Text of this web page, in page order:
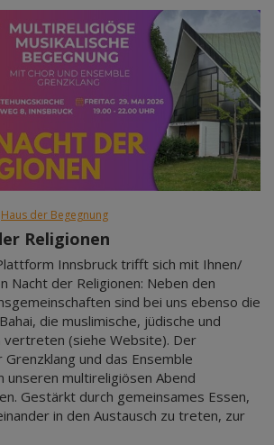
Haus der Begegnung
Religionen
Innsbruck trifft sich mit Ihnen/
Nacht der Religionen: Neben den
sind bei uns ebenso die
die muslimische, jüdische und
vertreten (siehe Website). Der
und das Ensemble
unseren multireligiösen Abend
Gestärkt durch gemeinsames Essen,
in den Austausch zu treten, zur